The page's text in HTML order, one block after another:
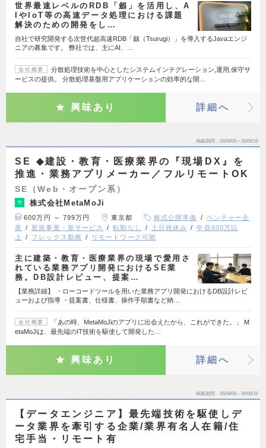
世界最速レベルのRDB「劔」を活用し、A
IやIoT等の高速データ処理における課題
解決のための開発をし…
自社で研究開発する次世代超高速RDB「劔（Tsurugi）」を導入するJavaエンジ
ニアの募集です。 弊社では、主にAI、…
会社概要
分散処理技術を中心としたシステムインテグレーション,運用,保守サ
ービスの提供。 分散処理基盤用アプリケーションの効率的な開…
興味あり 詳細へ
掲載期間 26/08/06～26/08/19
SE ◆建設・教育・医療業界の『現場DX』を
推進・業務アプリメーカー／フルリモートOK
SE（Web・オープン系）
株式会社MetaMoJi
600万円 ～ 799万円 東京都 株式公開準備
ベンチャー企
業
新規事業・新サービス 転勤なし 土日祝休み
年収600万以
上
フレックス勤務 リモートワーク可能
主に建築・教育・医療業界の現場で愛用さ
れている業務アプリ開発におけるSE業
務。DB設計レビュー、提案…
【業務詳細】 ・ローコードツールを用いた業務アプリ開発におけるDB設計レビ
ューおよび指導 ・提案書、仕様書、操作手順書など納…
会社概要
「あの時、MetaMoJiのアプリに出会えたから、これができた。」 M
etaMoJiは、最先端のIT技術を駆使して開発した…
興味あり 詳細へ
掲載期間 26/08/06～26/08/19
【データエンジニア】最先端技術を駆使しデ
ータ業界を牽引する企業/業界有名人在籍/住
宅手当・リモート有